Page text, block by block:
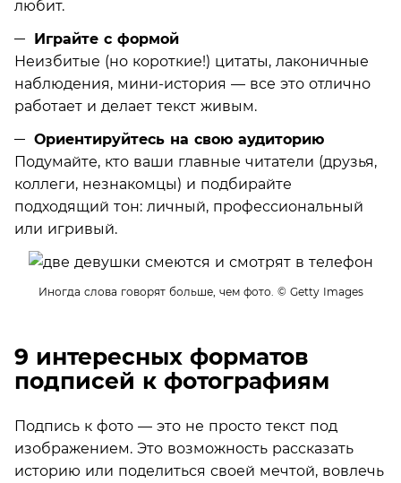
любит.
Играйте с формой
Неизбитые (но короткие!) цитаты, лаконичные
наблюдения, мини-история — все это отлично
работает и делает текст живым.
Ориентируйтесь на свою аудиторию
Подумайте, кто ваши главные читатели (друзья,
коллеги, незнакомцы) и подбирайте
подходящий тон: личный, профессиональный
или игривый.
Иногда слова говорят больше, чем фото. © Getty Images
9 интересных форматов
подписей к фотографиям
Подпись к фото — это не просто текст под
изображением. Это возможность рассказать
историю или поделиться своей мечтой, вовлечь